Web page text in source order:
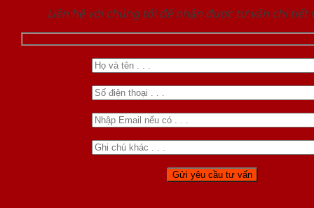
Liên hệ với chúng tôi để nhận được tư vấn chi tiết